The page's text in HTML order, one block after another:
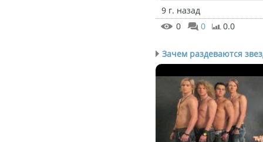
9 г. назад
0
0 0.0
Зачем раздеваются